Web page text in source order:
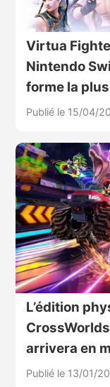
Virtua
Nintendo
forme la
Publié le 15/04/
L’édition
arrivera en
Publié le 13/01/